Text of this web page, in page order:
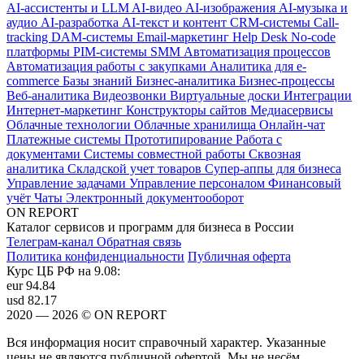
AI-ассистенты и LLM AI-видео AI-изображения AI-музыка и
аудио AI-разработка AI-текст и контент CRM-системы Call-
tracking DAM-системы Email-маркетинг Help Desk No-code
платформы PIM-системы SMM Автоматизация процессов
Автоматизация работы с закупками Аналитика для e-
commerce Базы знаний Бизнес-аналитика Бизнес-процессы
Веб-аналитика Видеозвонки Виртуальные доски Интеграции
Интернет-маркетинг Конструкторы сайтов Медиасервисы
Облачные технологии Облачные хранилища Онлайн-чат
Платежные системы Прототипирование Работа с
документами Системы совместной работы Сквозная
аналитика Складской учет товаров Супер-аппы для бизнеса
Управление задачами Управление персоналом Финансовый
учёт Чаты Электронный документооборот
ON REPORT
Каталог сервисов и программ для бизнеса в России
Телеграм-канал Обратная связь
Политика конфиденциальности Публичная оферта
Курс ЦБ РФ на 9.08:
eur94.84
usd 82.17
2020 — 2026 © ON REPORT
Вся информация носит справочный характер. Указанные